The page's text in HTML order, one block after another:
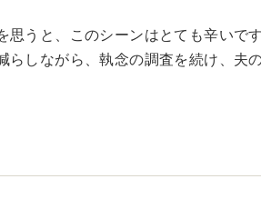
うと、このシーンはとても辛いです
らしながら、執念の調査を続け、夫